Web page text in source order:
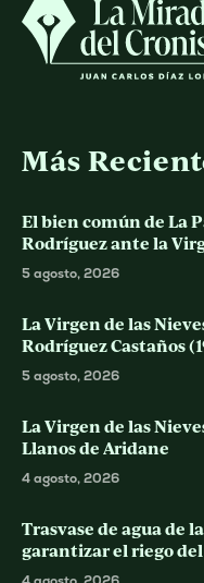
Más
El bien común de La
Rodríguez ante la
5 agosto, 2026
La Virgen de las
Rodríguez Castaños
5 agosto, 2026
La Virgen de las
Llanos de Aridane
4 agosto, 2026
Trasvase de agua de
garantizar el riego